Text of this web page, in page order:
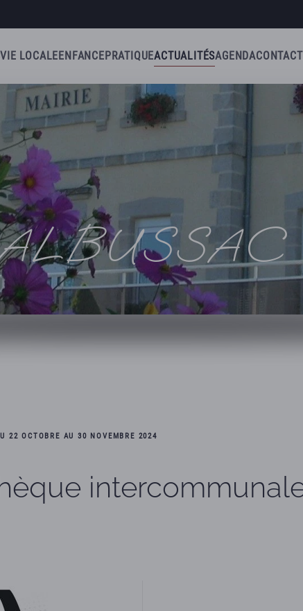
VIE LOCALEENFANCEPRATIQUEACTUALITÉSAGENDACONTACT
22 OCTOBRE AU 30 NOVEMBRE 2024